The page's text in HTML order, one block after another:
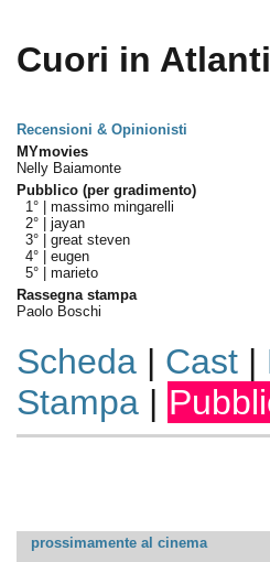
Cuori in
Recensioni & Opinionisti
MYmovies
Nelly Baiamonte
Pubblico (per gradimento)
1° | massimo mingarelli
2° | jayan
3° | great steven
4° | eugen
5° | marieto
Rassegna stampa
Paolo Boschi
Scheda| Cast|
Stampa|
prossimamente al cinema